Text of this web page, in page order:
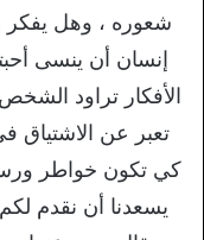
شعوره ، وهل يفكر
إنسان أن ينسى
الأفكار تراود الشخص
تعبر عن الاشتياق
كي تكون خواطر
يسعدنا أن نقدم لكم